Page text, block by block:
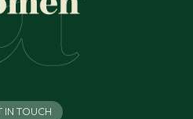
IN TOUCH